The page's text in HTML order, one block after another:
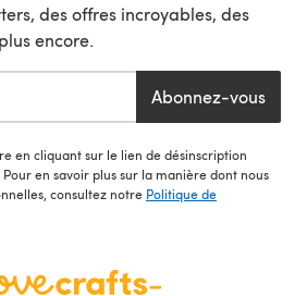
des offres incroyables, des
encore.
Abonnez-vous
en cliquant sur le lien de désinscription
en savoir plus sur la manière dont nous
consultez notre Politique de